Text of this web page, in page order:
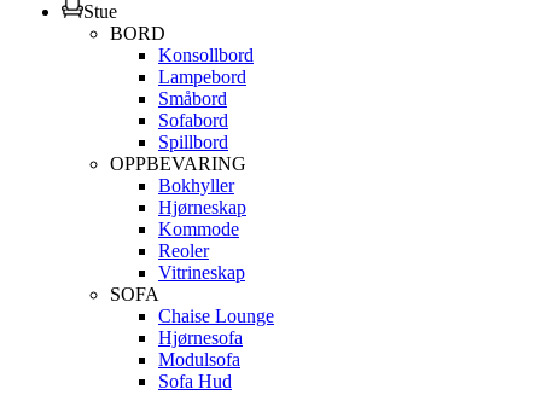
Stue
BORD
Konsollbord
Lampebord
Småbord
Sofabord
Spillbord
OPPBEVARING
Bokhyller
Hjørneskap
Kommode
Reoler
Vitrineskap
SOFA
Chaise Lounge
Hjørnesofa
Modulsofa
Sofa Hud